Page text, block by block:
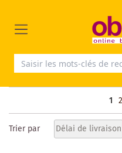
Vous
1 2
Trier par